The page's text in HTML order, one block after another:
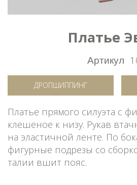
Платье
Артикул
ДРОПШИППИНГ
Платье прямого силуэта с
клешеное к низу. Рукав
на эластичной ленте. По
фигурные подрезы со
талии вшит пояс.